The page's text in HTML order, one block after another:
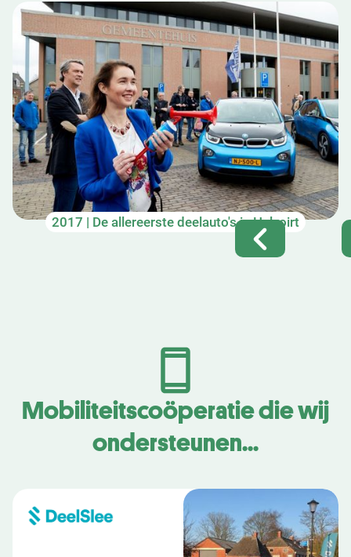
2017 | De allereerste deelauto's in Helvoirt
Mobiliteitscoöperatie die wij
ondersteunen...